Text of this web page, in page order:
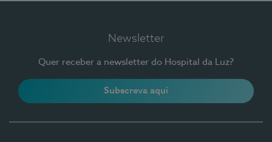
Newsletter
Quer receber a newsletter do Hospital da Luz?
Subscreva aqui